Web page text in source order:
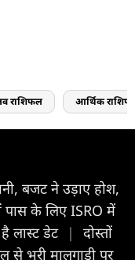
राशिफल आर्थिक
बजट ने उड़ाए होश,
पास के ल‍िए ISRO में
लास्ट डेट |
दोस्तों
से भरी मालगाड़ी पर